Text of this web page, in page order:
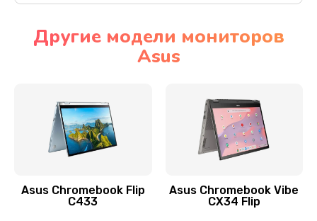
Чистка динамика и микрофонов (с разбором)
Замена кнопки Home (домой)
Заказать
Другие модели мониторов
Asus
Asus Chromebook Flip
C433
Asus Chromebook Vibe
CX34 Flip